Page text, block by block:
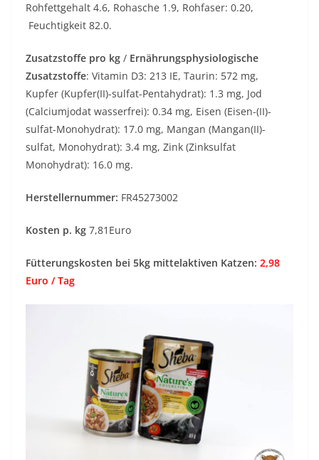
Rohfettgehalt 4.6, Rohasche 1.9, Rohfaser: 0.20,
Feuchtigkeit 82.0.
Zusatzstoffe pro kg / Ernährungsphysiologische
Zusatzstoffe: Vitamin D3: 213 IE, Taurin: 572 mg,
Kupfer (Kupfer(II)-sulfat-Pentahydrat): 1.3 mg, Jod
(Calciumjodat wasserfrei): 0.34 mg, Eisen (Eisen-(II)-
sulfat-Monohydrat): 17.0 mg, Mangan (Mangan(II)-
sulfat, Monohydrat): 3.4 mg, Zink (Zinksulfat
Monohydrat): 16.0 mg.
Herstellernummer: FR45273002
Kosten p. kg 7,81Euro
Fütterungskosten bei 5kg mittelaktiven Katzen: 2,98
Euro / Tag